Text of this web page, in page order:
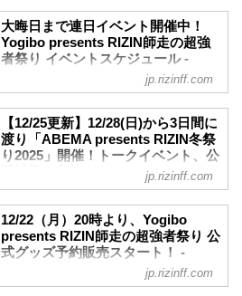
の12月30日（火）23:59まで販売！
会場に来られない方、また会場にも行く
が実況・解説ありで試合を見たい方は是
非、お好きな配信サービスでYogibo
presents RIZIN師走の超強者祭りを全試...
のライブビューイングが実施されるぞ！
このライブビューイングは声出しOK！ま
た来場者特典としてRIZINカードコレクシ
さいたまスーパーアリーナに行けない方
やイオンシネマのリッチな空間で試合を
鑑賞したい方は是非、ライブビューイン
グでRIZIN師走の超強者祭りを楽しもう！
Yogibo presents RIZIN師走の超強者祭り
ライブビューイング 開催...
大晦日まで連日イベント開催中！
Yogibo presents RIZIN師走の超強
者祭り イベントスケジュール -
RIZIN FIGHTING FEDERATION オ
フィシャルサイト
12月31日（水）Yogibo presents RIZIN師
走の超強者祭りまで、RIZIN関連のイベン
トを連日開催しているぞ！
既に申込みを締め切っているイベントも
あるが、これから参加可能なイベントも
ールをチェックして大晦日に備えよう！
Yogibo presents RIZIN師走の超強者祭り
イベントスケジュール
12/20(土)「RIZIN Girls Fan Meeting
Vol.2」
jp.rizinff.com
【12/25更新】12/28(日)から3日間に
渡り「ABEMA presents RIZIN冬祭
り2025」開催！トークイベント、公
開計量の実施も！ - RIZIN
FIGHTING FEDERATION オフィシ
ャルサイト
12月28日（日）から12月30日（火）の3
日間に渡り、東京・六本木ヒルズアリー
ナにて、「ABEMA presents RIZIN冬祭り
2025」が開催されることが決定したぞ！
jp.rizinff.com
12/22（月）20時より、Yogibo
presents RIZIN師走の超強者祭り 公
式グッズ予約販売スタート！ -
RIZIN FIGHTING FEDERATION オ
フィシャルサイト
jp.rizinff.com